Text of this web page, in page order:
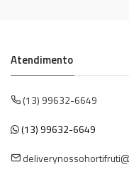
Atendimento
(13) 99632-6649
(13) 99632-6649